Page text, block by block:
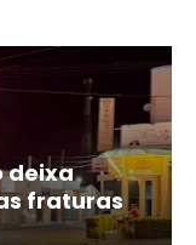
deixa
fraturas